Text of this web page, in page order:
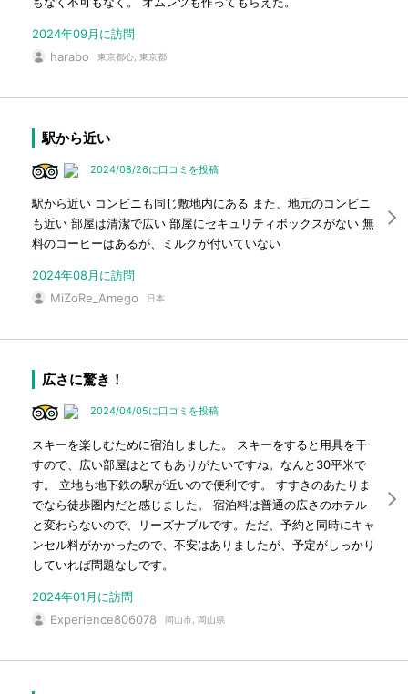
2024年09月に訪問
harabo
東京都心, 東京都
駅から近い
2024/08/26に口コミを投稿
駅から近い コンビニも同じ敷地内にある また、地元のコンビニ
も近い 部屋は清潔で広い 部屋にセキュリティボックスがない 無
料のコーヒーはあるが、ミルクが付いていない
2024年08月に訪問
MiZoRe_Amego
日本
広さに驚き！
2024/04/05に口コミを投稿
スキーを楽しむために宿泊しました。 スキーをすると用具を干
すので、広い部屋はとてもありがたいですね。なんと30平米で
す。 立地も地下鉄の駅が近いので便利です。 すすきのあたりま
でなら徒歩圏内だと感じました。 宿泊料は普通の広さのホテル
と変わらないので、リーズナブルです。ただ、予約と同時にキャ
ンセル料がかかったので、不安はありましたが、予定がしっかり
していれば問題なしです。
2024年01月に訪問
Experience806078
岡山市, 岡山県